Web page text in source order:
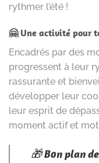
rythmer l’été !
🤗 Une activité pour
Encadrés par des
progressent à leur
rassurante et
développer leur
leur esprit de
moment actif et
🎁Bon plan